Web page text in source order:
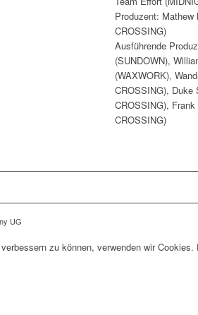
Produzent: Mathew
CROSSING)
Ausführende
(SUNDOWN),
(WAXWORK),
CROSSING), Duke
CROSSING),
CROSSING)
UG
zu können, verwenden wir